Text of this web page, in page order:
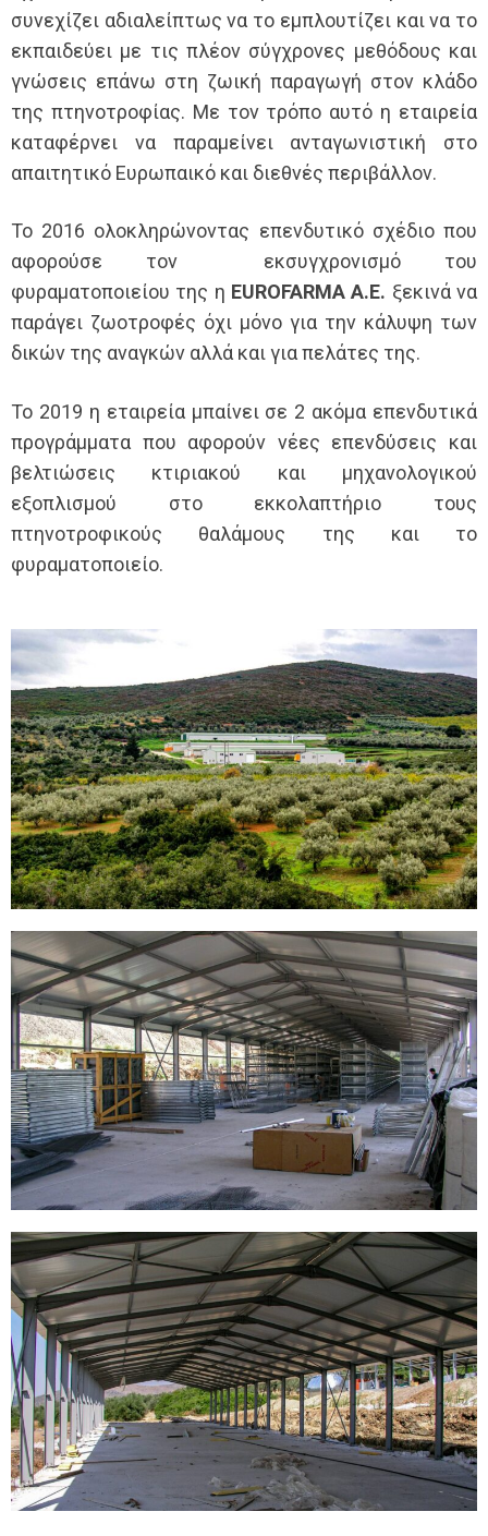
συνεχίζει αδιαλείπτως να το εμπλουτίζει και να το
εκπαιδεύει με τις πλέον σύγχρονες μεθόδους και
γνώσεις επάνω στη ζωική παραγωγή στον κλάδο
της πτηνοτροφίας. Με τον τρόπο αυτό η εταιρεία
καταφέρνει να παραμείνει ανταγωνιστική στο
απαιτητικό Ευρωπαικό και διεθνές περιβάλλον.
Το 2016 ολοκληρώνοντας επενδυτικό σχέδιο που
αφορούσε τον εκσυγχρονισμό του
φυραματοποιείου της η EUROFARMA A.E. ξεκινά να
παράγει ζωοτροφές όχι μόνο για την κάλυψη των
δικών της αναγκών αλλά και για πελάτες της.
Το 2019 η εταιρεία μπαίνει σε 2 ακόμα επενδυτικά
προγράμματα που αφορούν νέες επενδύσεις και
βελτιώσεις κτιριακού και μηχανολογικού
εξοπλισμού στο εκκολαπτήριο τους
πτηνοτροφικούς θαλάμους της και το
φυραματοποιείο.